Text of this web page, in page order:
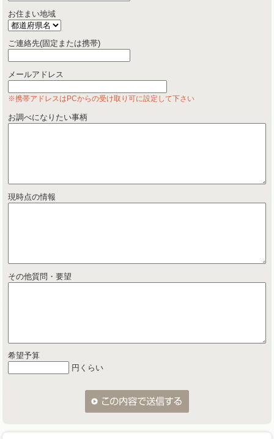
お住まい地域
ご連絡先(固定または携帯)
メールアドレス
※携帯アドレスはPCからの受け取り可に設定して下さい
お調べになりたい事柄
現時点の情報
その他質問・要望
希望予算
円くらい